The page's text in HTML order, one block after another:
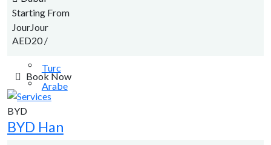
Espagnol
Russe
Turc
Arabe
Starting From
JourJour
AED20/
Book Now
BYD
BYD Han